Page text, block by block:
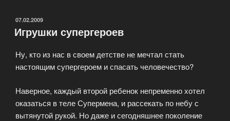
ОПУБЛИКОВАНО
07.02.2009
Игрушки супергероев
Ну, кто из нас в своем детстве не мечтал стать
настоящим супергероем и спасать человечество?
Наверное, каждый второй ребенок непременно хотел
оказаться в теле Супермена, и рассекать по небу с
вытянутой рукой. Но даже и сегодняшнее поколение